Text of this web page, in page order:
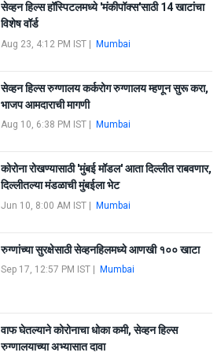
सेव्हन हिल्स हॉस्पिटलमध्ये 'मंकीपॉक्स'साठी 14 खाटांचा
विशेष वॉर्ड
Aug 23, 4:12 PM IST| Mumbai
सेव्हन हिल्स रुग्णालय कर्करोग रुग्णालय म्हणून सुरू करा,
भाजप आमदाराची मागणी
Aug 10, 6:38 PM IST| Mumbai
कोरोना रोखण्यासाठी 'मुंबई मॉडल' आता दिल्लीत राबवणार,
दिल्लीतल्या मंडळाची मुंबईला भेट
Jun 10, 8:00 AM IST| Mumbai
रुग्णांच्या सुरक्षेसाठी सेव्हनहिलमध्ये आणखी १०० खाटा
Sep 17, 12:57 PM IST| Mumbai
वाफ घेतल्याने कोरोनाचा धोका कमी, सेव्हन हिल्स
रुग्णालयाच्या अभ्यासात दावा